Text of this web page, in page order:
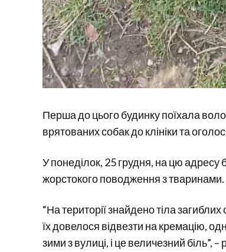
Перша до цього будинку поїхала
врятованих собак до клініки та
У понеділок, 25 грудня, на цю адресу
жорстокого поводження з тваринами.
“На території знайдено тіла
їх довелося відвезти на кремацію,
зими з вулиці, і це величезний біль”,